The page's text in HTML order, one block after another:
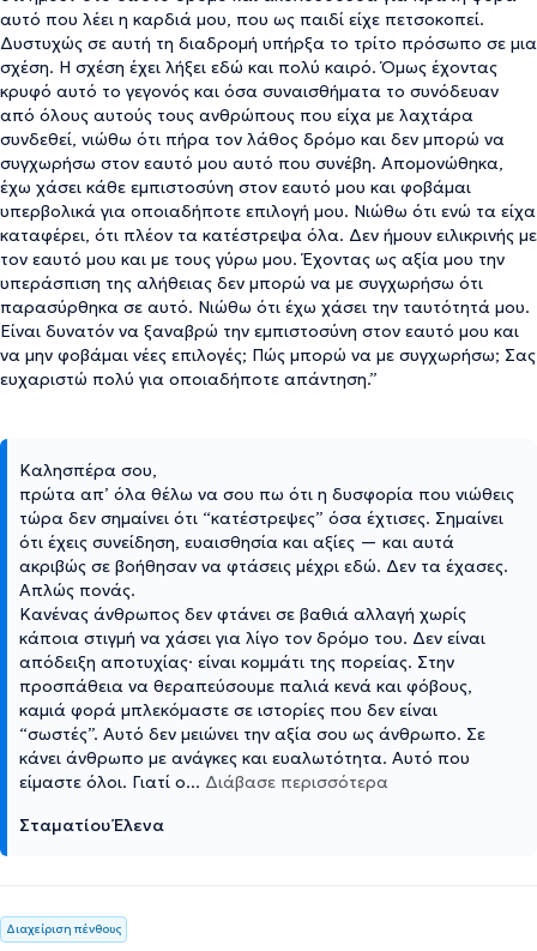
αυτό που λέει η καρδιά μου, που ως παιδί είχε πετσοκοπεί.
Δυστυχώς σε αυτή τη διαδρομή υπήρξα το τρίτο πρόσωπο σε μια
σχέση. Η σχέση έχει λήξει εδώ και πολύ καιρό. Όμως έχοντας
κρυφό αυτό το γεγονός και όσα συναισθήματα το συνόδευαν
από όλους αυτούς τους ανθρώπους που είχα με λαχτάρα
συνδεθεί, νιώθω ότι πήρα τον λάθος δρόμο και δεν μπορώ να
συγχωρήσω στον εαυτό μου αυτό που συνέβη. Απομονώθηκα,
έχω χάσει κάθε εμπιστοσύνη στον εαυτό μου και φοβάμαι
υπερβολικά για οποιαδήποτε επιλογή μου. Νιώθω ότι ενώ τα είχα
καταφέρει, ότι πλέον τα κατέστρεψα όλα. Δεν ήμουν ειλικρινής με
τον εαυτό μου και με τους γύρω μου. Έχοντας ως αξία μου την
υπεράσπιση της αλήθειας δεν μπορώ να με συγχωρήσω ότι
παρασύρθηκα σε αυτό. Νιώθω ότι έχω χάσει την ταυτότητά μου.
Είναι δυνατόν να ξαναβρώ την εμπιστοσύνη στον εαυτό μου και
να μην φοβάμαι νέες επιλογές; Πώς μπορώ να με συγχωρήσω; Σας
ευχαριστώ πολύ για οποιαδήποτε απάντηση.”
Καλησπέρα σου,
πρώτα απ’ όλα θέλω να σου πω ότι η δυσφορία που νιώθεις
τώρα δεν σημαίνει ότι “κατέστρεψες” όσα έχτισες. Σημαίνει
ότι έχεις συνείδηση, ευαισθησία και αξίες — και αυτά
ακριβώς σε βοήθησαν να φτάσεις μέχρι εδώ. Δεν τα έχασες.
Απλώς πονάς.
Κανένας άνθρωπος δεν φτάνει σε βαθιά αλλαγή χωρίς
κάποια στιγμή να χάσει για λίγο τον δρόμο του. Δεν είναι
απόδειξη αποτυχίας· είναι κομμάτι της πορείας. Στην
προσπάθεια να θεραπεύσουμε παλιά κενά και φόβους,
καμιά φορά μπλεκόμαστε σε ιστορίες που δεν είναι
“σωστές”. Αυτό δεν μειώνει την αξία σου ως άνθρωπο. Σε
κάνει άνθρωπο με ανάγκες και ευαλωτότητα. Αυτό που
είμαστε όλοι. Γιατί ο... Διάβασε περισσότερα
Σταματίου Έλενα
Διαχείριση πένθους